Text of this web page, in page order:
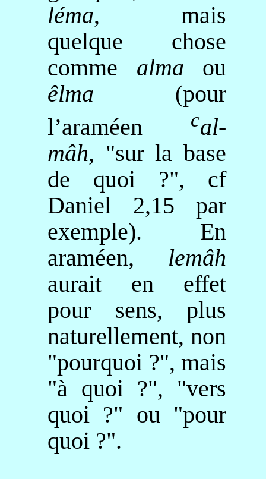
léma,
mais
quelque chose
comme alma ou
êlma (pour
l’araméen cal-
mâh, "sur la base
de quoi ?", cf
Daniel 2,15 par
exemple). En
araméen,
lemâh
aurait en effet
pour sens, plus
naturellement, non
"pourquoi ?", mais
"à quoi ?", "vers
quoi ?" ou "pour
quoi ?".